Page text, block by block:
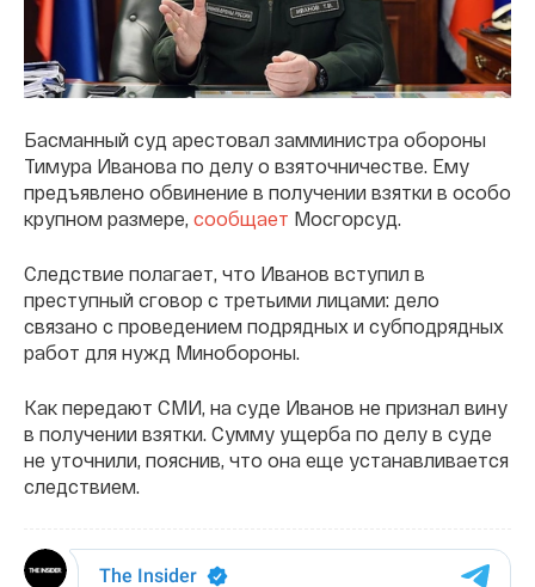
Басманный суд арестовал замминистра обороны
Тимура Иванова по делу о взяточничестве. Ему
предъявлено обвинение в получении взятки в особо
крупном размере, сообщает Мосгорсуд.
Следствие полагает, что Иванов вступил в
преступный сговор с третьими лицами: дело
связано с проведением подрядных и субподрядных
работ для нужд Минобороны.
Как передают СМИ, на суде Иванов не признал вину
в получении взятки. Сумму ущерба по делу в суде
не уточнили, пояснив, что она еще устанавливается
следствием.